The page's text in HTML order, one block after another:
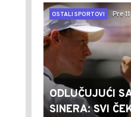
OSTALI SPORTOVI
Pre
ODLUČUJUĆI
SINERA: SVI